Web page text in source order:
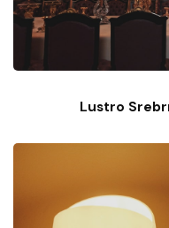
Lustro